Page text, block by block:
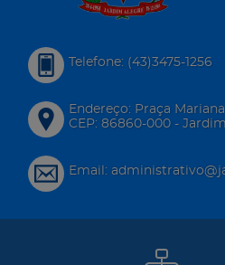
Telefone: (43)3475-1256
Endereço: Praça
CEP: 86860-000 -
Email: